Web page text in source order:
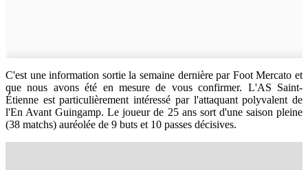
C'est une information sortie la semaine dernière par Foot Mercato et
que nous avons été en mesure de vous confirmer. L'AS Saint-
Étienne est particulièrement intéressé par l'attaquant polyvalent de
l'En Avant Guingamp. Le joueur de 25 ans sort d'une saison pleine
(38 matchs) auréolée de 9 buts et 10 passes décisives.